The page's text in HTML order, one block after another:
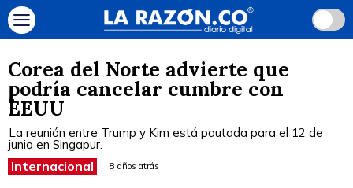
Corea del Norte advierte que
podría cancelar cumbre con
EEUU
La reunión entre Trump y Kim está pautada para el 12 de
junio en Singapur.
Internacional 8 años atrás